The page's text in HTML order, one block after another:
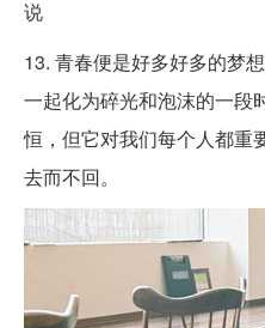
13. 青春便是好多好多的梦
一起化为碎光和泡沫的一段
恒，但它对我们每个人都重
去而不回。